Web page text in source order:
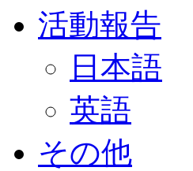
活動報告
日本語
英語
その他